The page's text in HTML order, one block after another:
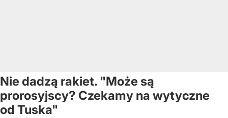
Nie dadzą rakiet. "Może są
prorosyjscy? Czekamy na wytyczne
od Tuska"